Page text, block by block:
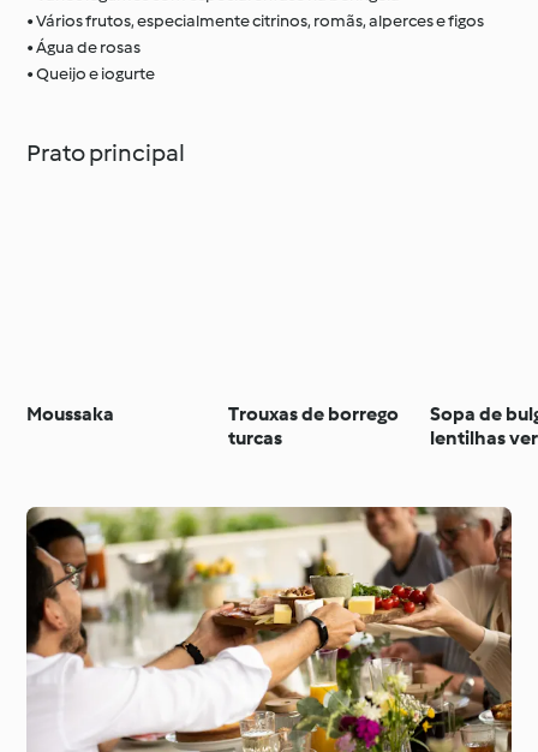
• Vários frutos, especialmente citrinos, romãs, alperces e figos
• Água de rosas
• Queijo e iogurte
Prato principal
Moussaka
Trouxas de borrego
turcas
Sopa de
lentilhas